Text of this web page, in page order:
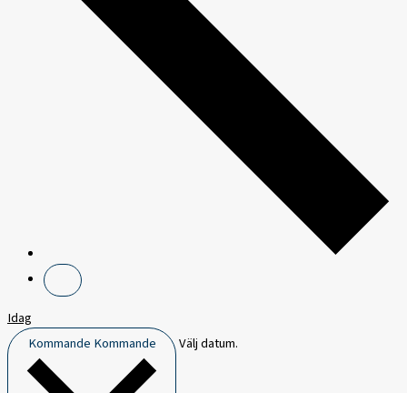
Idag
Kommande Kommande Välj datum.